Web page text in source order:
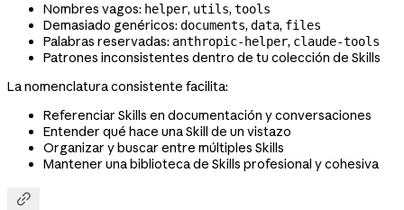
Nombres vagos: helper, utils, tools
Demasiado genéricos: documents, data, files
Palabras reservadas: anthropic-helper, claude-tools
Patrones inconsistentes dentro de tu colección de Skills
La nomenclatura consistente facilita:
Referenciar Skills en documentación y conversaciones
Entender qué hace una Skill de un vistazo
Organizar y buscar entre múltiples Skills
Mantener una biblioteca de Skills profesional y cohesiva
